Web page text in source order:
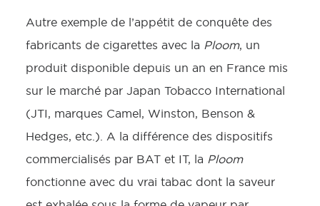
Autre exemple de l’appétit de conquête des
fabricants de cigarettes avec la Ploom, un
produit disponible depuis un an en France mis
sur le marché par Japan Tobacco International
(JTI, marques Camel, Winston, Benson &
Hedges, etc.). A la différence des dispositifs
commercialisés par BAT et IT, la Ploom
fonctionne avec du vrai tabac dont la saveur